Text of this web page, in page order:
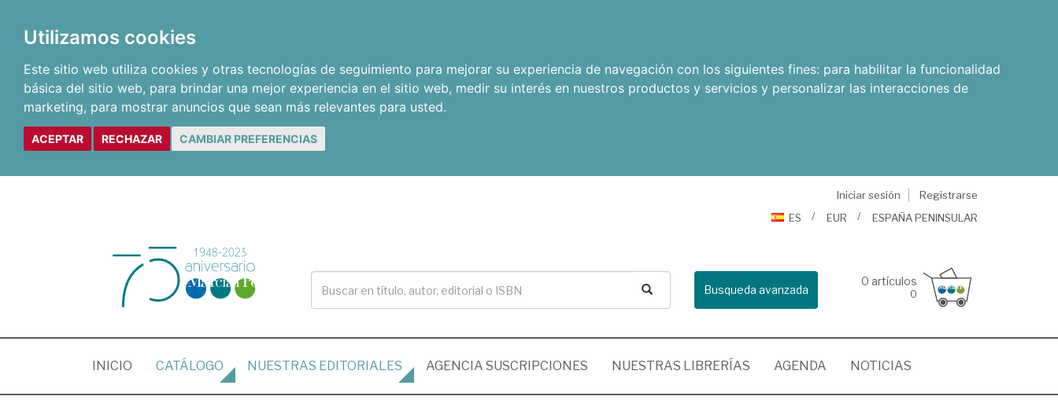
Utilizamos cookies
Este sitio web utiliza cookies y otras tecnologías de seguimiento para mejorar su experiencia de navegación con los siguientes fines: para habilitar la funcionalidad
básica del sitio web, para brindar una mejor experiencia en el sitio web, medir su interés en nuestros productos y servicios y personalizar las interacciones de
marketing, para mostrar anuncios que sean más relevantes para usted.
ACEPTAR RECHAZAR CAMBIAR PREFERENCIAS
Iniciar sesión
Registrarse
ES
EUR ESPAÑA PENINSULAR
Busqueda avanzada
0 artículos
0
INICIO (CURRENT)
CATÁLOGO NUESTRAS EDITORIALES AGENCIA SUSCRIPCIONES NUESTRAS LIBRERÍAS AGENDA NOTICIAS